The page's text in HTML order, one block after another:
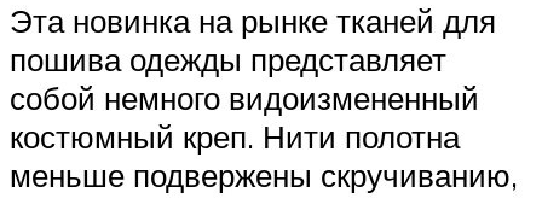
Эта новинка на рынке тканей для
пошива одежды представляет
собой немного видоизмененный
костюмный креп. Нити полотна
меньше подвержены скручиванию,